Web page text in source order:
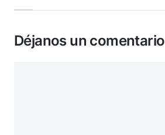
Déjanos un comentario